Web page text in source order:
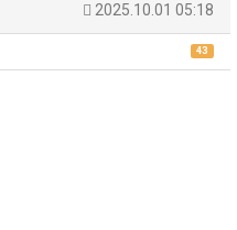
2025.10.01 05:18
43